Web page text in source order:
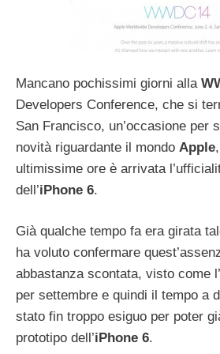
Mancano pochissimi giorni alla
Developers Conference, che si
San Francisco, un’occasione per
novità riguardante il mondo Apple
ultimissime ore è arrivata
dell’iPhone 6.
Già qualche tempo fa era girata
ha voluto confermare
abbastanza scontata, visto come
per settembre e quindi il tempo a
stato fin troppo esiguo per poter
prototipo dell’iPhone 6.